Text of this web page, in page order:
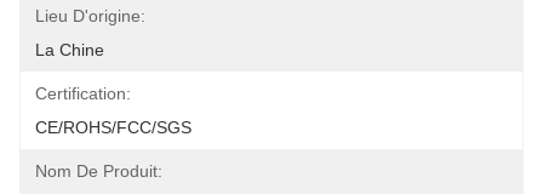
Lieu D'origine:
La Chine
Certification:
CE/ROHS/FCC/SGS
Nom De Produit: